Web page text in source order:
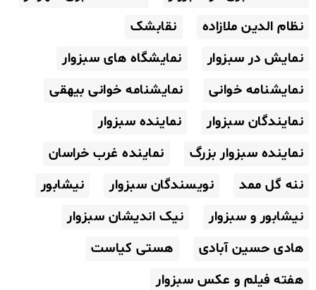
نظام الدین ملازاده
نقابشک
نمایش در سبزوار
نمایشگاه های سبزوار
نمایشنامه خوانی
نمایشنامه خوانی بیهقی
نمایندگان سبزوار
نماینده سبزوار
نماینده سبزوار بزرگ
نماینده غرب خراسان
ننه گل ممد
نویسندگان سبزوار
نیشابور
نیشابور و سبزوار
نیک اندیشان سبزوار
هادی حسین آبادی
هستی کیاست
هفته فیلم و عکس سبزوار